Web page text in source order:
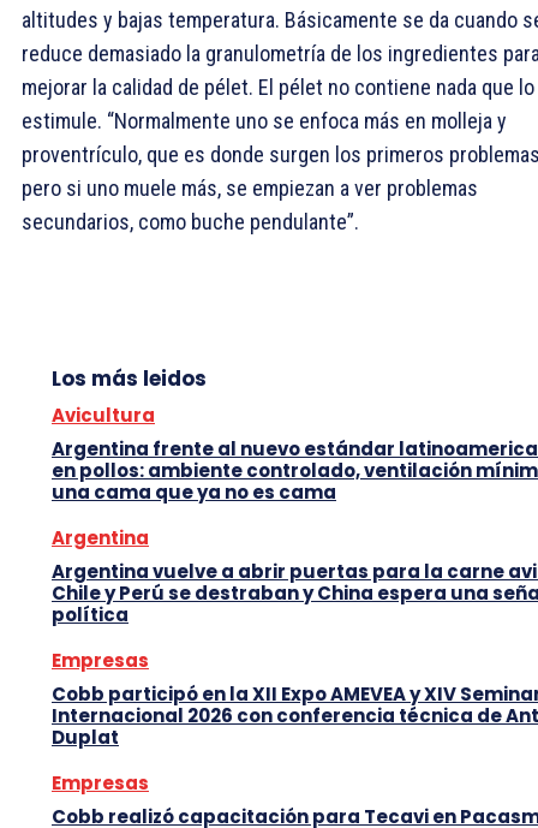
altitudes y bajas temperatura. Básicamente se da cuando
reduce demasiado la granulometría de los ingredientes
mejorar la calidad de pélet. El pélet no contiene nada que lo
estimule. “Normalmente uno se enfoca más en molleja y
proventrículo, que es donde surgen los primeros
pero si uno muele más, se empiezan a ver problemas
secundarios, como buche pendulante”.
Los más leidos
Avicultura
Argentina frente al nuevo estándar
en pollos: ambiente controlado, ventilación
una cama que ya no es cama
Argentina
Argentina vuelve a abrir puertas para la carne
Chile y Perú se destraban y China espera una
política
Empresas
Cobb participó en la XII Expo AMEVEA y XIV
Internacional 2026 con conferencia técnica de
Duplat
Empresas
Cobb realizó capacitación para Tecavi en